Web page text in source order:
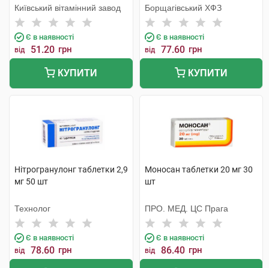
Київський вітамінний завод
Є в наявності
від 51.20 грн
КУПИТИ
Борщагівський ХФЗ
Є в наявності
від 77.60 грн
КУПИТИ
Нітрогранулонг таблетки 2,9
мг 50 шт
Технолог
Є в наявності
від 78.60 грн
Моносан таблетки 20 мг 30
шт
ПРО. МЕД. ЦС Прага
Є в наявності
від 86.40 грн